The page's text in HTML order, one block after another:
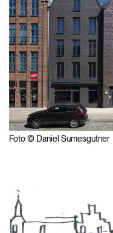
Foto © Daniel Sumesgutner